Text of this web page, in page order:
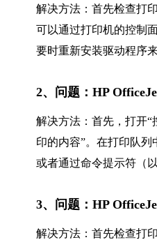
解决方法：首先检查打
可以通过打印机的控制
要时重新安装驱动程序
2、问题：HP
解决方法：首先，打开“
印的内容”。在打印队列
或者通过命令提示符（以
3、问题：HP
解决方法：首先检查打